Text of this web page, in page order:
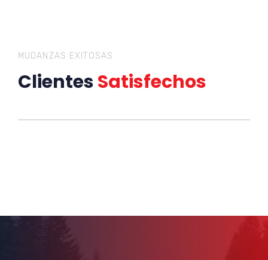
MUDANZAS EXITOSAS
ClientesSatisfechos